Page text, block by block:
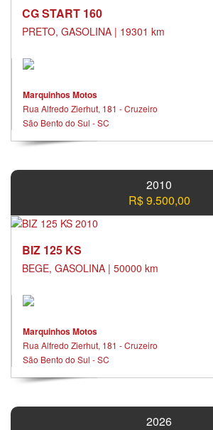
CG START 160
PRETO, GASOLINA | 19301 km
Marquinhos Motos
Rua Alfredo Zierhut, 181 - Cruzeiro
São Bento do Sul - SC
2010
R$ 9.500,00
BIZ 125 KS
BEGE, GASOLINA | 50000 km
Marquinhos Motos
Rua Alfredo Zierhut, 181 - Cruzeiro
São Bento do Sul - SC
2026